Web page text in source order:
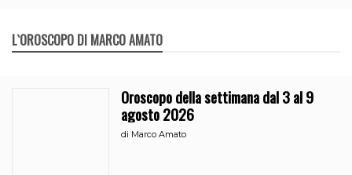
L`OROSCOPO DI MARCO AMATO
Oroscopo della settimana dal 3 al 9
agosto 2026
di Marco Amato